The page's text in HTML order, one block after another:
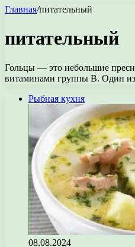
Главная/питательный
питательный
Гольцы — это небольшие
витаминами группы В. Один
Рыбная кухня
08.08.2024